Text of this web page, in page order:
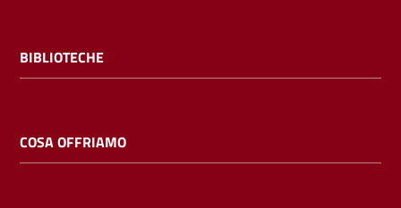
BIBLIOTECHE
COSA OFFRIAMO